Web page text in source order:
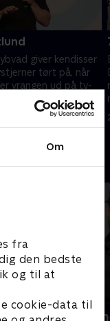
Om
fra
den bedste
og til at
cookie-data til
giver kendisser
tørt på, når
vrangen ud på tv-
- nu også fra
2017 • 23 min
Nørgaards